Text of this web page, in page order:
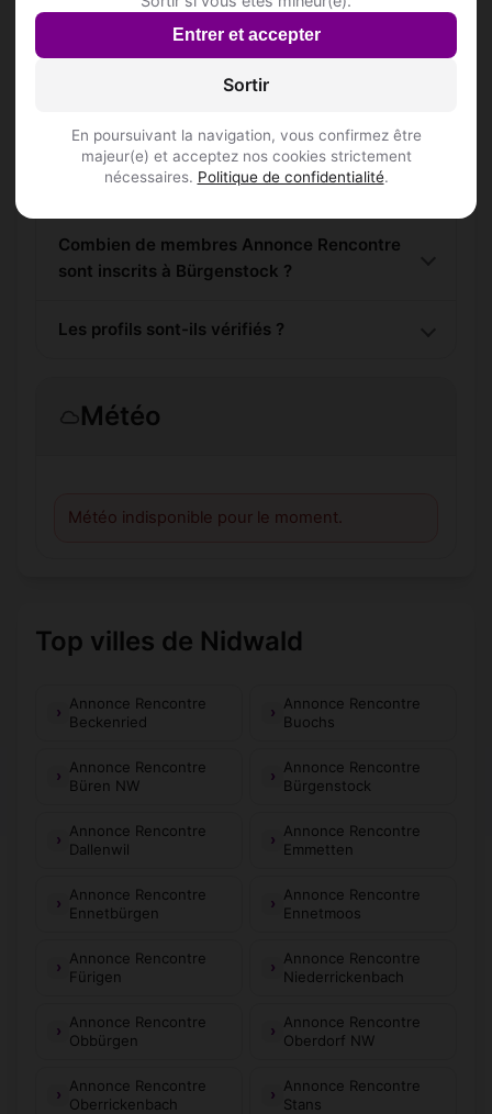
Entrer et accepter
Sortir
En poursuivant la navigation, vous confirmez être
majeur(e) et acceptez nos cookies strictement
nécessaires. Politique de confidentialité.
Questions fréquentes
Bürgenstock ?
L'inscription est-elle gratuite ?
Combien de membres Annonce Rencontre
sont inscrits à Bürgenstock ?
Les profils sont-ils vérifiés ?
Météo
Météo indisponible pour le moment.
Top villes de Nidwald
Annonce Rencontre
Beckenried
Annonce Rencontre
Buochs
Annonce Rencontre
Büren NW
Annonce Rencontre
Bürgenstock
Annonce Rencontre
Dallenwil
Annonce Rencontre
Emmetten
Annonce Rencontre
Ennetbürgen
Annonce Rencontre
Ennetmoos
Annonce Rencontre
Fürigen
Annonce Rencontre
Niederrickenbach
Annonce Rencontre
Obbürgen
Annonce Rencontre
Oberdorf NW
Annonce Rencontre
Oberrickenbach
Annonce Rencontre
Stans